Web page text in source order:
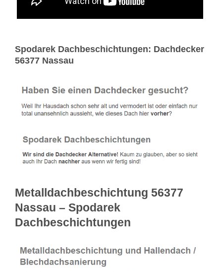
Spodarek Dachbeschichtungen: Dachdecker
56377 Nassau
Metalldachbeschichtung 56377
Nassau – Spodarek
Dachbeschichtungen